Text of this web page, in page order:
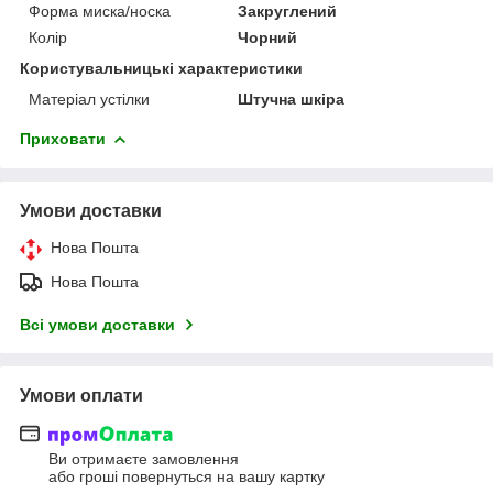
Форма миска/носка
Закруглений
Колір
Чорний
Користувальницькі характеристики
Матеріал устілки
Штучна шкіра
Приховати
Умови доставки
Нова Пошта
Нова Пошта
Всі умови доставки
Умови оплати
Ви отримаєте замовлення
або гроші повернуться на вашу картку